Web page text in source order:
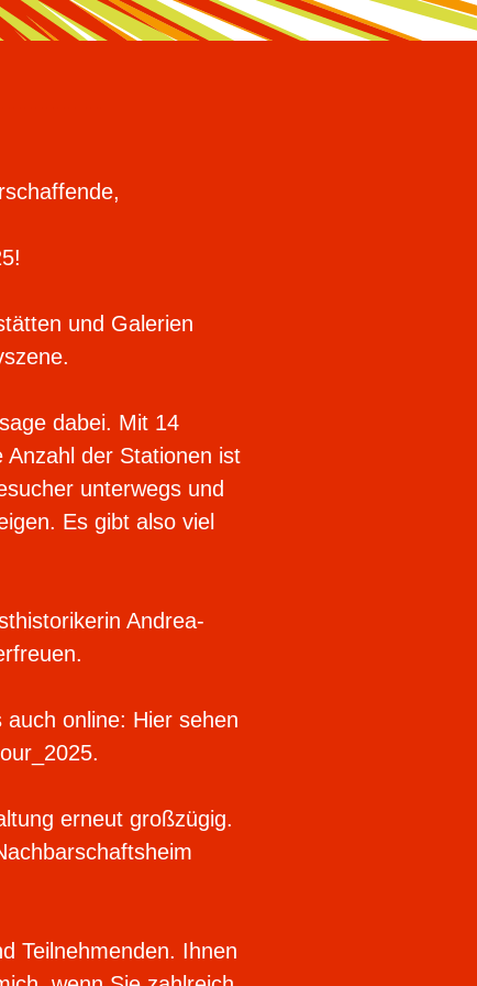
und Galerien
dabei. Mit 14
der Stationen ist
unterwegs und
Es gibt also viel
Andrea-
online: Hier sehen
erneut großzügig.
Teilnehmenden. Ihnen